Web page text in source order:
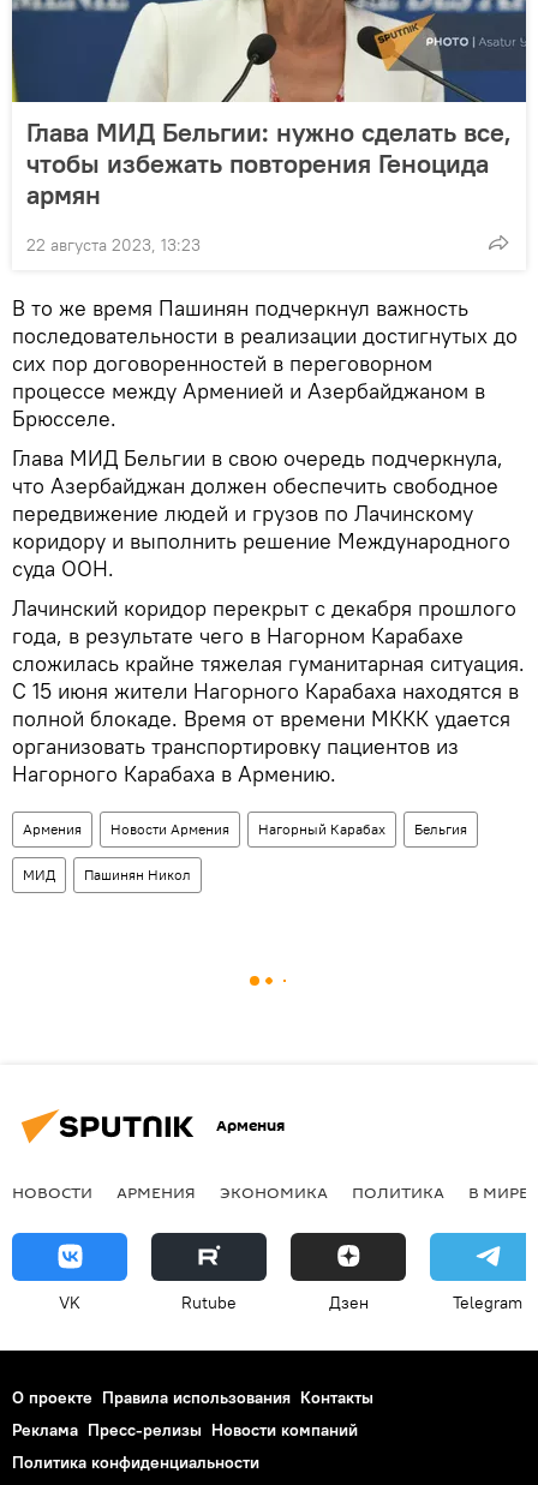
Глава МИД Бельгии: нужно сделать все,
чтобы избежать повторения Геноцида
армян
22 августа 2023, 13:23
В то же время Пашинян подчеркнул важность
последовательности в реализации достигнутых до
сих пор договоренностей в переговорном
процессе между Арменией и Азербайджаном в
Брюсселе.
Глава МИД Бельгии в свою очередь подчеркнула,
что Азербайджан должен обеспечить свободное
передвижение людей и грузов по Лачинскому
коридору и выполнить решение Международного
суда ООН.
Лачинский коридор перекрыт с декабря прошлого
года, в результате чего в Нагорном Карабахе
сложилась крайне тяжелая гуманитарная ситуация.
С 15 июня жители Нагорного Карабаха находятся в
полной блокаде. Время от времени МККК удается
организовать транспортировку пациентов из
Нагорного Карабаха в Армению.
Армения Новости Армения Нагорный Карабах Бельгия
МИД Пашинян Никол
Армения
НОВОСТИ АРМЕНИЯ ЭКОНОМИКА ПОЛИТИКА В МИРЕ
VK Rutube Дзен Telegram
О проекте Правила использования Контакты
Реклама Пресс-релизы Новости компаний
Политика конфиденциальности